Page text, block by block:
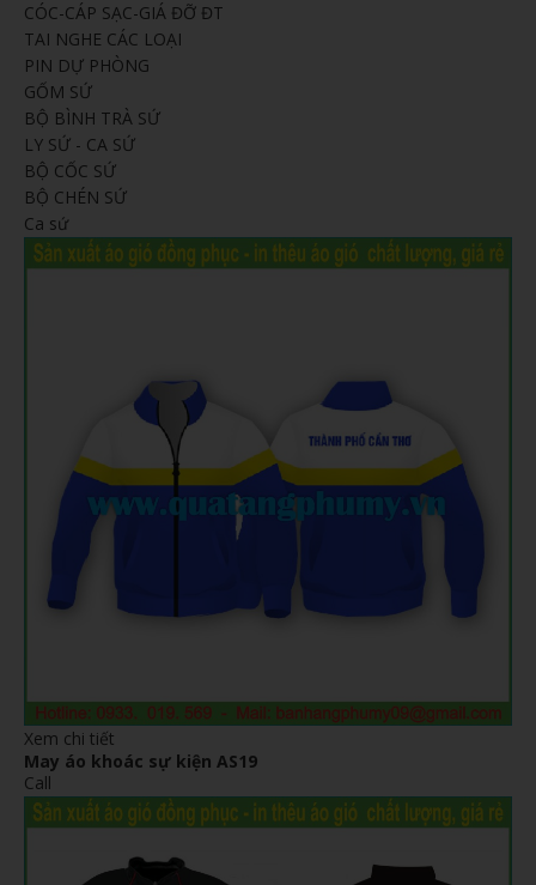
CÓC-CÁP SẠC-GIÁ ĐỠ ĐT
TAI NGHE CÁC LOẠI
PIN DỰ PHÒNG
GỐM SỨ
BỘ BÌNH TRÀ SỨ
LY SỨ - CA SỨ
BỘ CỐC SỨ
BỘ CHÉN SỨ
Ca sứ
Xem chi tiết
May áo khoác sự kiện AS19
Call